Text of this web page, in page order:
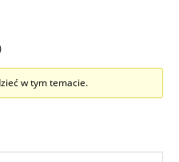
w tym temacie.